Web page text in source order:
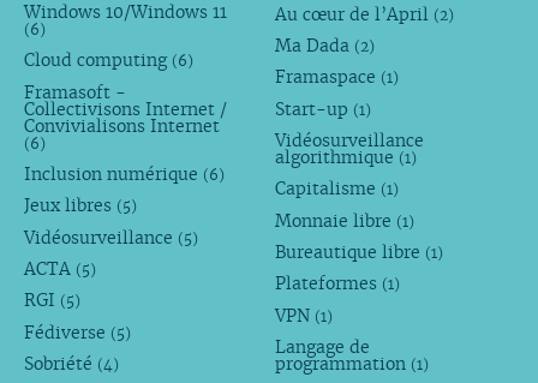
Windows 10/Windows 11
(6)
Cloud computing (6)
Framasoft -
Collectivisons Internet /
Convivialisons Internet
(6)
Inclusion numérique (6)
Jeux libres (5)
Vidéosurveillance (5)
ACTA (5)
RGI (5)
Fédiverse (5)
Sobriété (4)
Au cœur de l’April (2)
Ma Dada (2)
Framaspace (1)
Start-up (1)
Vidéosurveillance
algorithmique (1)
Capitalisme (1)
Monnaie libre (1)
Bureautique libre (1)
Plateformes (1)
VPN (1)
Langage de
programmation (1)